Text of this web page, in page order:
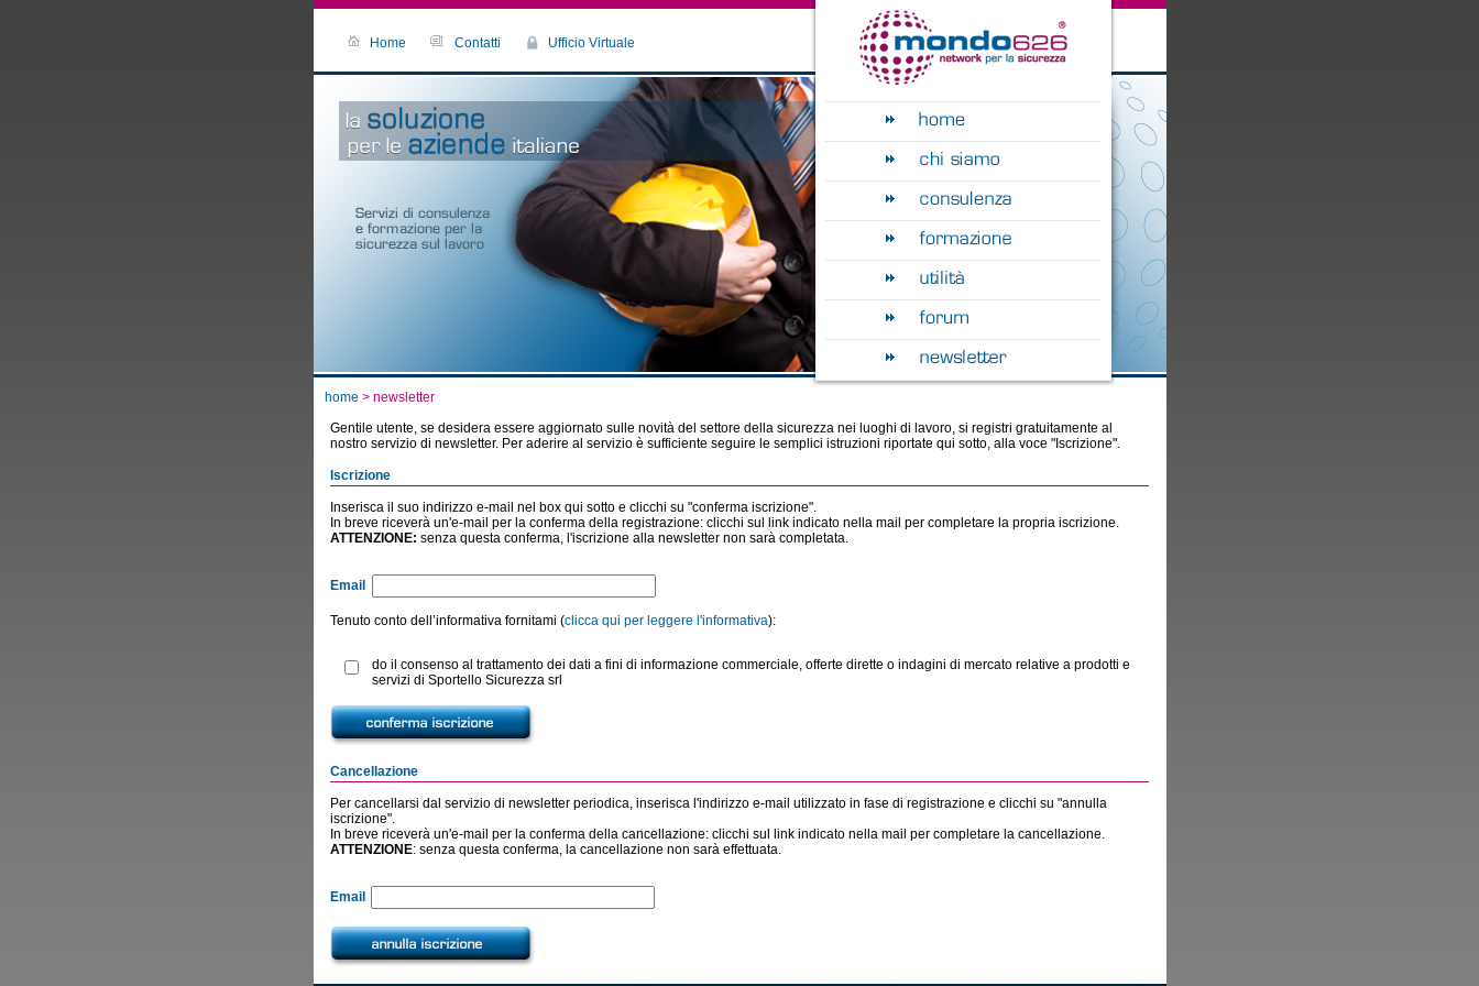
Home Contatti Ufficio Virtuale
home > newsletter
Gentile utente, se desidera essere aggiornato sulle novità del settore della sicurezza nei luoghi di lavoro, si registri gratuitamente al
nostro servizio di newsletter. Per aderire al servizio è sufficiente seguire le semplici istruzioni riportate qui sotto, alla voce "Iscrizione".
Iscrizione
Inserisca il suo indirizzo e-mail nel box qui sotto e clicchi su "conferma iscrizione".
In breve riceverà un'e-mail per la conferma della registrazione: clicchi sul link indicato nella mail per completare la propria iscrizione.
ATTENZIONE: senza questa conferma, l'iscrizione alla newsletter non sarà completata.
Email
Tenuto conto dell’informativa fornitami (clicca qui per leggere l'informativa):
do il consenso al trattamento dei dati a fini di informazione commerciale, offerte dirette o indagini di mercato relative a prodotti e
servizi di Sportello Sicurezza srl
Cancellazione
Per cancellarsi dal servizio di newsletter periodica, inserisca l'indirizzo e-mail utilizzato in fase di registrazione e clicchi su "annulla
iscrizione".
In breve riceverà un'e-mail per la conferma della cancellazione: clicchi sul link indicato nella mail per completare la cancellazione.
ATTENZIONE: senza questa conferma, la cancellazione non sarà effettuata.
Email